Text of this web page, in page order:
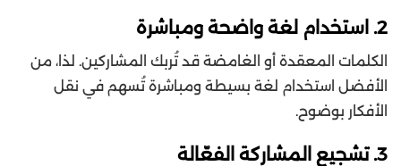
2. استخدام لغة واضحة ومباشرة
الكلمات المعقدة أو الغامضة قد تُربك المشاركين. لذا، من
الأفضل استخدام لغة بسيطة ومباشرة تُسهم في نقل
الأفكار بوضوح.
3. تشجيع المشاركة الفعّالة